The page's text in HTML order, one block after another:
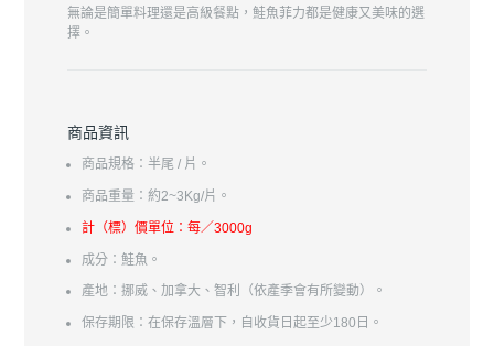
無論是簡單料理還是高級餐點，鮭魚菲力都是健康又美味的選
擇。
商品資訊
商品規格：半尾 / 片。
商品重量：約2~3Kg/片。
計（標）價單位：每／3000g
成分：鮭魚。
產地：挪威、加拿大、智利（依產季會有所變動）。
保存期限：在保存溫層下，自收貨日起至少180日。